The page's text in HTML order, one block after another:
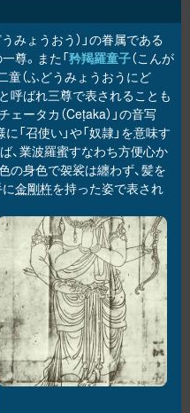
うみょうおう）」の眷属である
一尊。また「矜羯羅童子（こんが
童（ふどうみょうおうにど
と呼ばれ三尊で表されることも
ェータカ（Ceṭaka）」の音写
に「召使い」や「奴隷」を意味す
、業波羅蜜すなわち方便心か
の身色で袈裟は纏わず、髪を
金剛杵を持った姿で表され